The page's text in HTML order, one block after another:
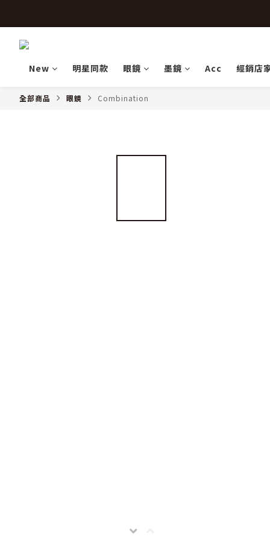
New 明星同款 眼鏡 墨鏡 Acc 經銷店
全部商品 眼鏡 Combination